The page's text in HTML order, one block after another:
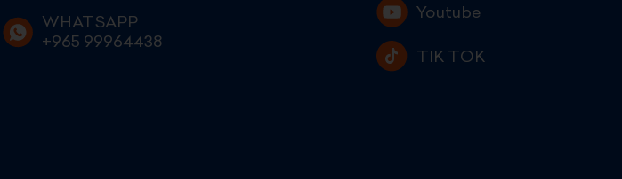
WHATSAPP
+965 99964438
Youtube
TIK TOK